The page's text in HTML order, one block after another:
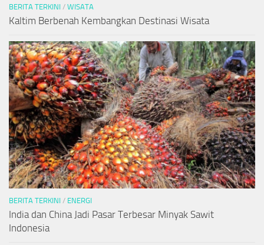
BERITA TERKINI / WISATA
Kaltim Berbenah Kembangkan Destinasi Wisata
BERITA TERKINI / ENERGI
India dan China Jadi Pasar Terbesar Minyak Sawit
Indonesia